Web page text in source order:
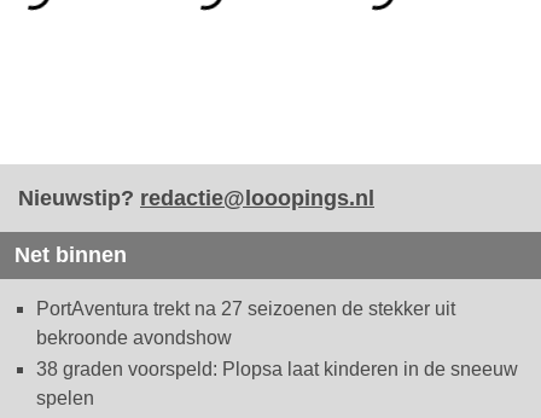
Nieuwstip? redactie@looopings.nl
Net binnen
PortAventura trekt na 27 seizoenen de stekker uit
bekroonde avondshow
38 graden voorspeld: Plopsa laat kinderen in de sneeuw
spelen